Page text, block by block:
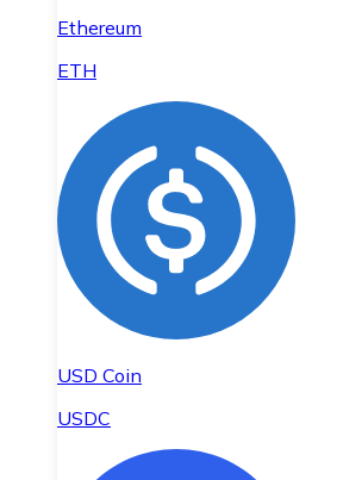
Ethereum
ETH
USD Coin
USDC